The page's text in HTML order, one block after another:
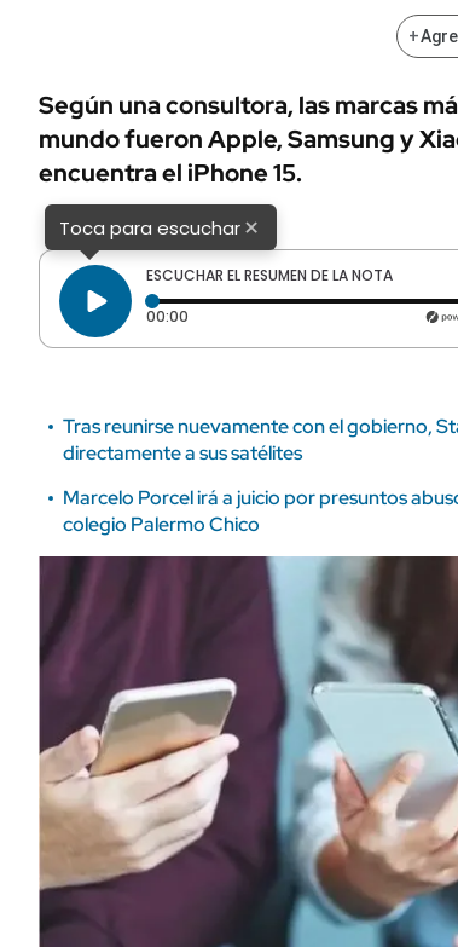
ÁMBITO DEBATE
MEDIAKIT AMBITO DEBATE
POLÍTICA +
Según una consultora, las marcas
mundo fueron Apple, Samsung y
encuentra el iPhone 15.
Toca para escuchar×
ESCUCHAR EL RESUMEN DE LA NOTA
00:00 Tiempo transcurrido: 0 segundos
Tras reunirse nuevamente con el gobierno,
directamente a sus satélites
Marcelo Porcel irá a juicio por presuntos
colegio Palermo Chico